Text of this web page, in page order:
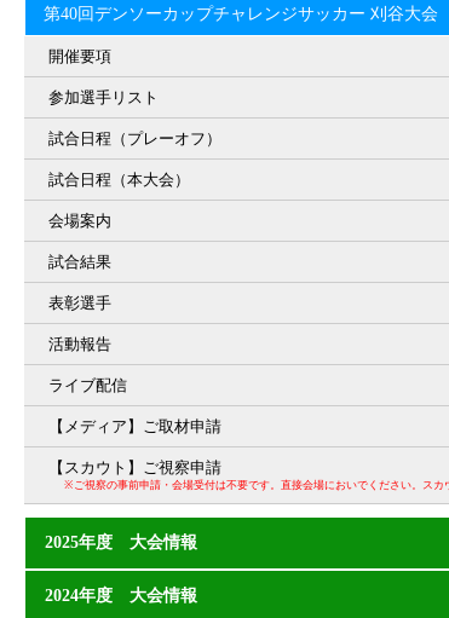
第40回デンソーカップチャレンジサッカー 刈谷大会
開催要項
参加選手リスト
試合日程（プレーオフ）
試合日程（本大会）
会場案内
試合結果
表彰選手
活動報告
ライブ配信
【メディア】ご取材申請
【スカウト】ご視察申請
※ご視察の事前申請・会場受付は不要です。直接会場においでください。ス
2025年度 大会情報
2024年度 大会情報